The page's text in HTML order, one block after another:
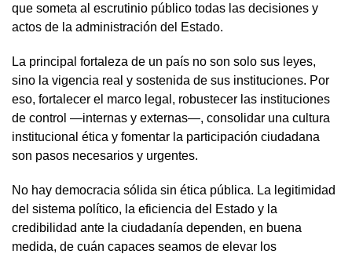
que someta al escrutinio público todas las decisiones y
actos de la administración del Estado.
La principal fortaleza de un país no son solo sus leyes,
sino la vigencia real y sostenida de sus instituciones. Por
eso, fortalecer el marco legal, robustecer las instituciones
de control —internas y externas—, consolidar una cultura
institucional ética y fomentar la participación ciudadana
son pasos necesarios y urgentes.
No hay democracia sólida sin ética pública. La legitimidad
del sistema político, la eficiencia del Estado y la
credibilidad ante la ciudadanía dependen, en buena
medida, de cuán capaces seamos de elevar los